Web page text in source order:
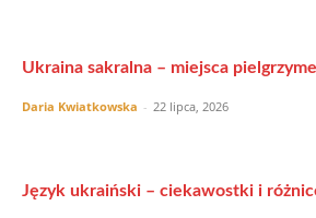
Ukraina sakralna – miejsca
Daria Kwiatkowska - 22 lipca, 2026
Język ukraiński – ciekawostki i